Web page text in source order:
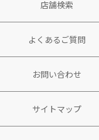
きがいのある組織づくり
共に成長、繁栄
パート採用
店舗検索
よくあるご質問
お問い合わせ
サイトマップ